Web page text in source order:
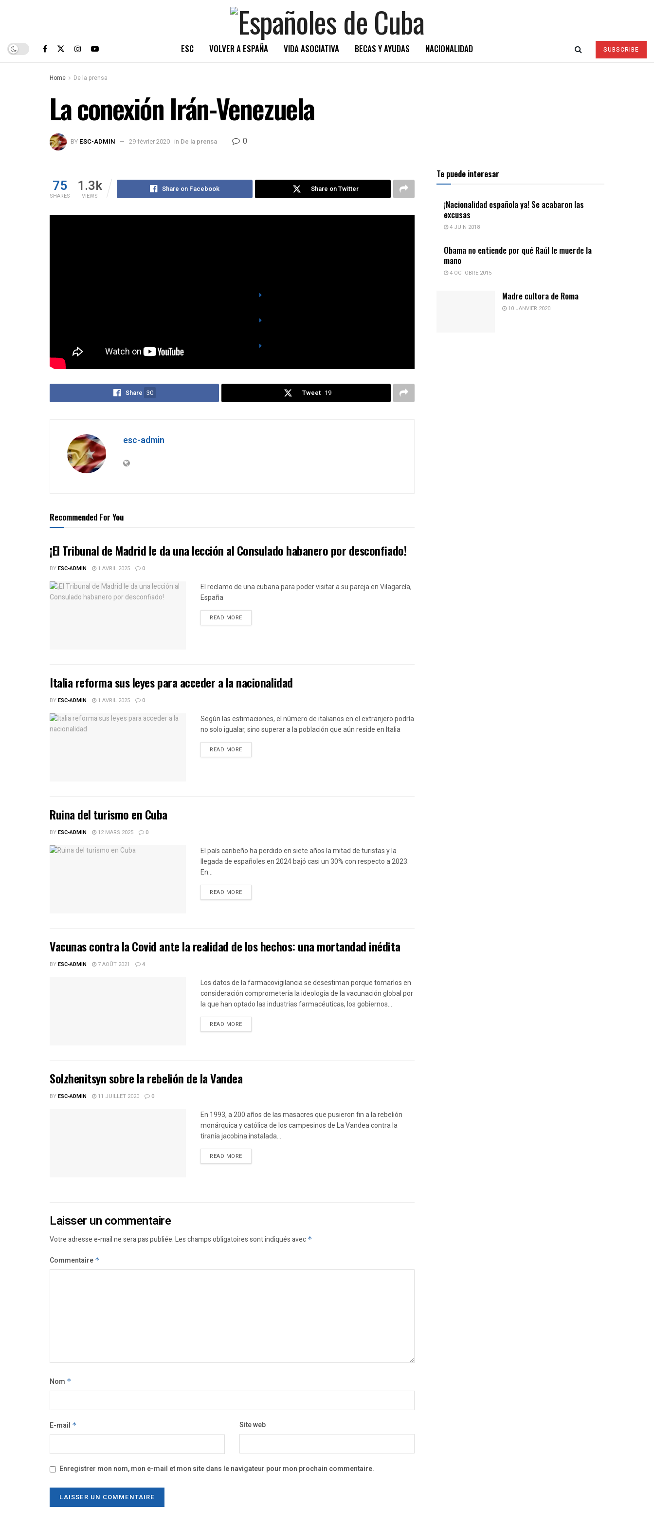
ESC VOLVER A ESPAÑA VIDA ASOCIATIVA BECAS Y AYUDAS NACIONALIDAD SUBSCRIBE
Home De la prensa
La conexión Irán-Venezuela
BY ESC-ADMIN 29 février 2020 in De la prensa 0
75
SHARES
1.3k
VIEWS
Share on Facebook Share on Twitter
los escenarios sean distintos?
Share 30 Tweet 19
esc-admin
Recommended For You
¡El Tribunal de Madrid le da una lección al Consulado habanero por desconfiado!
BYESC-ADMIN 1 AVRIL 2025 0
El reclamo de una cubana para poder visitar a su pareja en Vilagarcía,
España
READ MOREDETAILS
Italia reforma sus leyes para acceder a la nacionalidad
BYESC-ADMIN 1 AVRIL 2025 0
Según las estimaciones, el número de italianos en el extranjero podría
no solo igualar, sino superar a la población que aún reside en Italia
READ MOREDETAILS
Ruina del turismo en Cuba
BYESC-ADMIN 12 MARS 2025 0
El país caribeño ha perdido en siete años la mitad de turistas y la
llegada de españoles en 2024 bajó casi un 30% con respecto a 2023.
En...
READ MOREDETAILS
Vacunas contra la Covid ante la realidad de los hechos: una mortandad inédita
BYESC-ADMIN 7 AOÛT 2021 4
Los datos de la farmacovigilancia se desestiman porque tomarlos en
consideración comprometería la ideología de la vacunación global por
la que han optado las industrias farmacéuticas, los gobiernos...
READ MOREDETAILS
Solzhenitsyn sobre la rebelión de la Vandea
BYESC-ADMIN 11 JUILLET 2020 0
En 1993, a 200 años de las masacres que pusieron fin a la rebelión
monárquica y católica de los campesinos de La Vandea contra la
tiranía jacobina instalada...
READ MOREDETAILS
Laisser un commentaire
Votre adresse e-mail ne sera pas publiée.Les champs obligatoires sont indiqués avec *
Commentaire *
Nom *
E-mail * Site web
Enregistrer mon nom, mon e-mail et mon site dans le navigateur pour mon prochain commentaire.
Te puede interesar
¡Nacionalidad española ya! Se acabaron las
excusas
4 JUIN 2018
Obama no entiende por qué Raúl le muerde la
mano
4 OCTOBRE 2015
Madre cultora de Roma
10 JANVIER 2020